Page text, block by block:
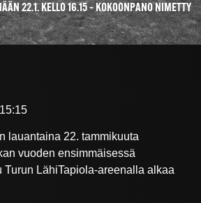
22.1. KELLO 16.15 – KOKOONPANO NIMETTY
15:15
lauantaina 22. tammikuuta
vuoden ensimmäisessä
Turun LähiTapiola-areenalla alkaa